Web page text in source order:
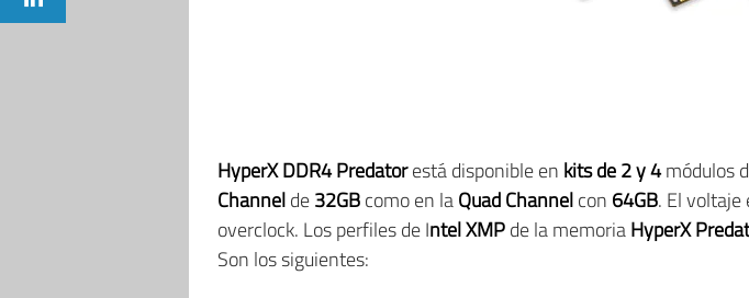
HyperX DDR4 Predatorestá disponible en kits de 2 y 4módulos
Channelde32GBcomo en laQuad Channelcon 64GB. El voltaje
overclock. Los perfiles de Intel XMPde la memoriaHyperX
Son los siguientes: